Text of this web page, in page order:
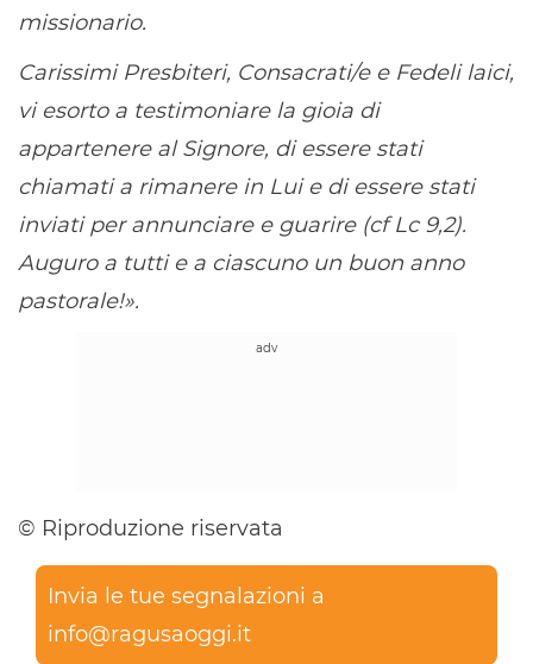
missionario.
Carissimi Presbiteri, Consacrati/e e Fedeli laici,
vi esorto a testimoniare la gioia di
appartenere al Signore, di essere stati
chiamati a rimanere in Lui e di essere stati
inviati per annunciare e guarire (cf Lc 9,2).
Auguro a tutti e a ciascuno un buon anno
pastorale!».
© Riproduzione riservata
Invia le tue segnalazioni a
info@ragusaoggi.it